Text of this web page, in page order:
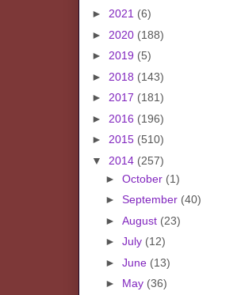
► 2021 (6)
► 2020 (188)
► 2019 (5)
► 2018 (143)
► 2017 (181)
► 2016 (196)
► 2015 (510)
▼ 2014 (257)
► October (1)
► September (40)
► August (23)
► July (12)
► June (13)
► May (36)